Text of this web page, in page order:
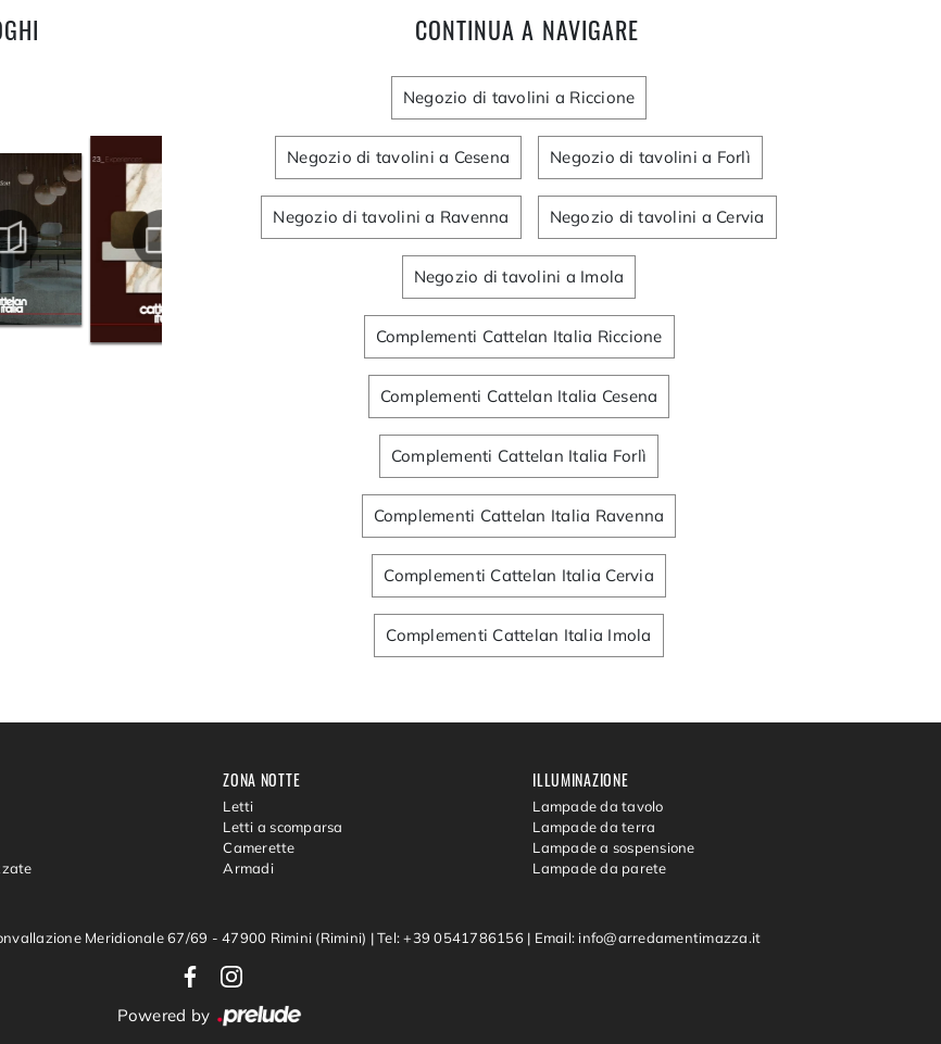
CONTINUA A NAVIGARE
Negozio di tavolini a Riccione
Negozio di tavolini a Cesena Negozio di tavolini a Forlì
Negozio di tavolini a Ravenna Negozio di tavolini a Cervia
Negozio di tavolini a Imola
Complementi Cattelan Italia Riccione
Complementi Cattelan Italia Cesena
Complementi Cattelan Italia Forlì
Complementi Cattelan Italia Ravenna
Complementi Cattelan Italia Cervia
Complementi Cattelan Italia Imola
ZONA NOTTE
Letti
Letti a scomparsa
Camerette
Armadi
ILLUMINAZIONE
Lampade da tavolo
Lampade da terra
Lampade a sospensione
Lampade da parete
Meridionale 67/69 - 47900 Rimini (Rimini) |Tel: +39 0541786156 | Email: info@arredamentimazza.it
Powered by